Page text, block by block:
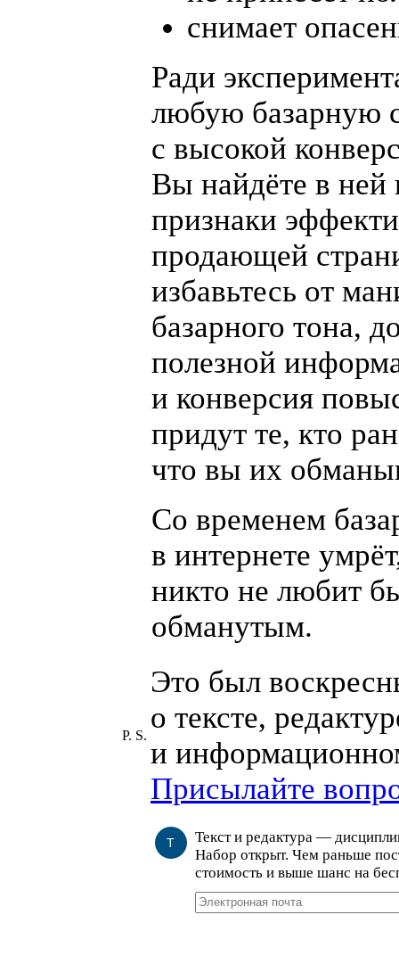
снимает
Ради
любую базарную
с высокой
Вы найдёте в ней
признаки
продающей
избавьтесь от
базарного тона,
полезной
и конверсия
придут те, кто
что вы их
Со временем
в интернете
никто не любит
обманутым.
P. S.
Это был
о тексте,
и
Присылайте
Т
Текст и редактура —
Набор открыт. Чем раньше
стоимость и выше шанс на